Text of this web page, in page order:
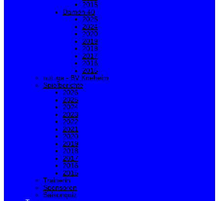
2015
Damen 40
2025
2024
2020
2019
2018
2017
2016
2015
nuLiga - BV Kneheim
Spielberichte
2026
2025
2024
2023
2022
2021
2020
2019
2018
2017
2016
2015
Trainerin
Sponsoren
Saisonquiz